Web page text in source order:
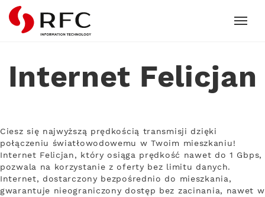
RFC
Internet Felicjan
Ciesz się najwyższą prędkością transmisji dzięki
połączeniu światłowodowemu w Twoim mieszkaniu!
Internet Felicjan, który osiąga prędkość nawet do 1 Gbps,
pozwala na korzystanie z oferty bez limitu danych.
Internet, dostarczony bezpośrednio do mieszkania,
gwarantuje nieograniczony dostęp bez zacinania, nawet w